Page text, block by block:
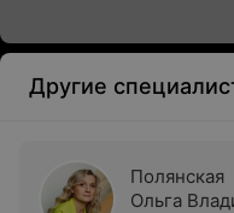
Другие
Полянская
Ольга